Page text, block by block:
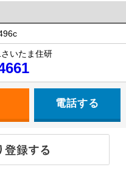
いたま住研
電話する